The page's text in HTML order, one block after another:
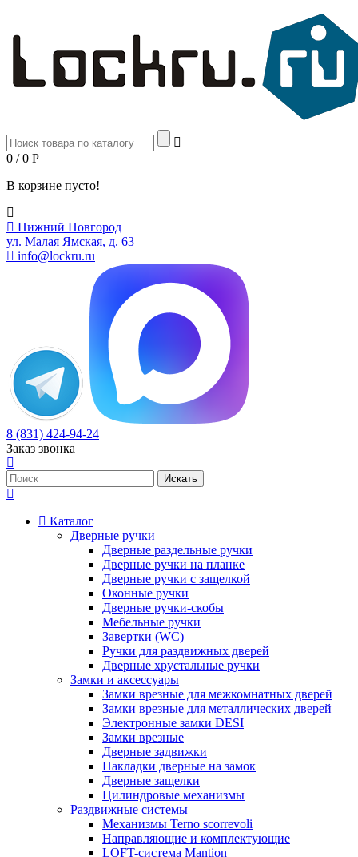
0 / 0 Р
В корзине пусто!
Нижний Новгород
ул. Малая Ямская, д. 63
info@lockru.ru
8 (831) 424-94-24
Заказ звонка
Каталог
Дверные ручки
Дверные раздельные ручки
Дверные ручки на планке
Дверные ручки с защелкой
Оконные ручки
Дверные ручки-скобы
Мебельные ручки
Завертки (WC)
Ручки для раздвижных дверей
Дверные хрустальные ручки
Замки и аксессуары
Замки врезные для межкомнатных дверей
Замки врезные для металлических дверей
Электронные замки DESI
Замки врезные
Дверные задвижки
Накладки дверные на замок
Дверные защелки
Цилиндровые механизмы
Раздвижные системы
Механизмы Terno scorrevoli
Направляющие и комплектующие
LOFT-cистема Mantion